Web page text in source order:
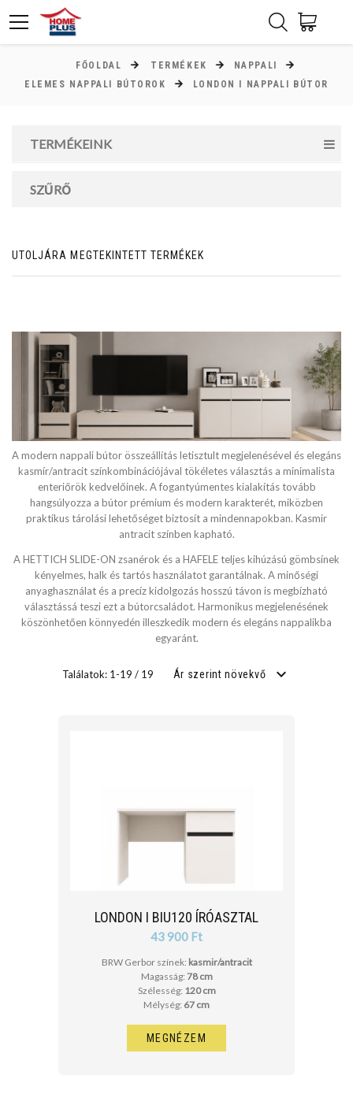
FŐOLDAL TERMÉKEK
NAPPALI
ELEMES NAPPALI BÚTOROK
LONDON I NAPPALI BÚTOR
TERMÉKEINK
SZŰRŐ
Ft
MAGASSÁG
cm
SZÉLESSÉG
cm
cm
cm
cm
UTOLJÁRA MEGTEKINTETT TERMÉKEK
A modern nappali bútor összeállítás letisztult megjelenésével és elegáns
kasmír/antracit színkombinációjával tökéletes választás a minimalista
enteriőrök kedvelőinek. A fogantyúmentes kialakítás tovább
hangsúlyozza a bútor prémium és modern karakterét, miközben
praktikus tárolási lehetőséget biztosít a mindennapokban. Kasmir
antracit színben kapható.
A HETTICH SLIDE-ON zsanérok és a HAFELE teljes kihúzású gömbsínek
kényelmes, halk és tartós használatot garantálnak. A minőségi
anyaghasználat és a precíz kidolgozás hosszú távon is megbízható
választássá teszi ezt a bútorcsaládot. Harmonikus megjelenésének
köszönhetően könnyedén illeszkedik modern és elegáns nappalikba
egyaránt.
Találatok: 1-19 / 19 Ár szerint növekvő
LONDON I BIU120 ÍRÓASZTAL
43 900 Ft
BRW Gerbor színek: kasmir/antracit
Magasság: 78 cm
Szélesség: 120 cm
Mélység: 67 cm
MEGNÉZEM